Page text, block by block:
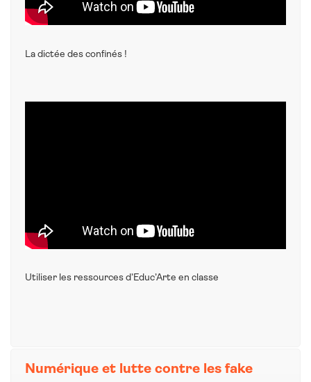
La dictée des confinés !
Utiliser les ressources d’Educ’Arte en classe
Numérique et lutte contre les fake